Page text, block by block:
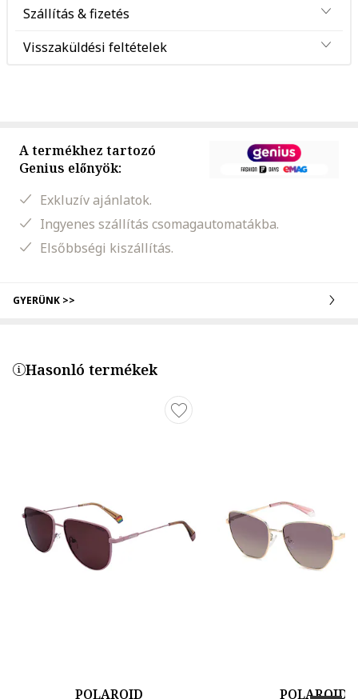
Szállítás & fizetés
Visszaküldési feltételek
A termékhez tartozó
Genius előnyök:
Exkluzív ajánlatok.
Ingyenes szállítás csomagautomatákba.
Elsőbbségi kiszállítás.
GYERÜNK >>
Hasonló termékek
POLAROID POLAROID